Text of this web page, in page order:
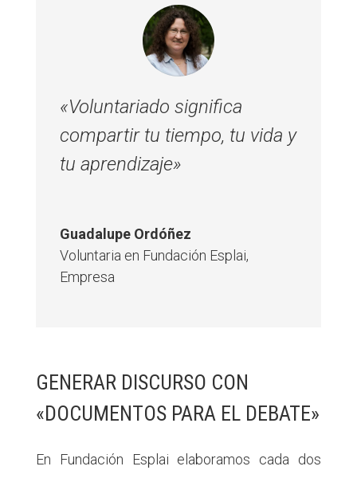
«Voluntariado significa
compartir tu tiempo, tu vida y
tu aprendizaje»
Guadalupe Ordóñez
Voluntaria en Fundación Esplai,
Empresa
GENERAR DISCURSO CON
«DOCUMENTOS PARA EL DEBATE»
En Fundación Esplai elaboramos cada dos